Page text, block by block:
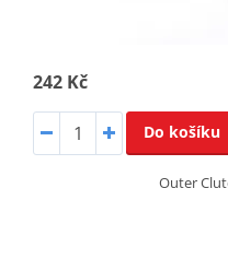
242 Kč
Do košíku
Outer